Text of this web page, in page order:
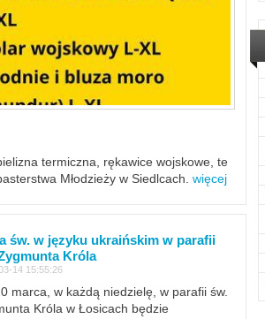
termiczna, rękawice wojskowe, te
Młodzieży w Siedlcach. więcej
św. w języku ukraińskim w parafii
Króla
14 15:55:26
marca, w każdą niedzielę, w parafii św.
Króla w Łosicach będzie